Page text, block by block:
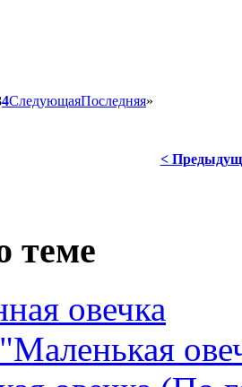
4СледующаяПоследняя»
<
теме
овечка